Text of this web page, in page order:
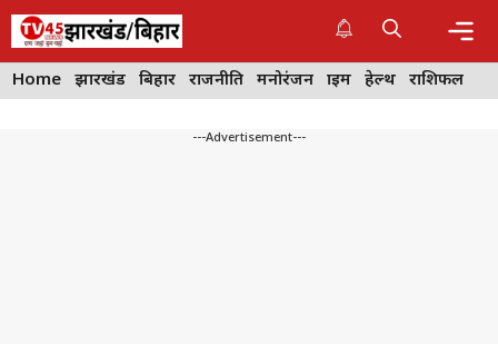
Skip
content
Home झारखंड बिहार राजनीति मनोरंजन क्राइम हेल्थ राशिफल
---Advertisement---